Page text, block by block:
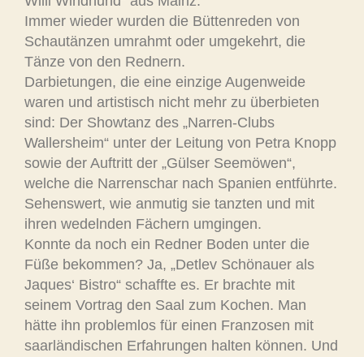
Immer wieder wurden die Büttenreden von
Schautänzen umrahmt oder umgekehrt, die
Tänze von den Rednern.
Darbietungen, die eine einzige Augenweide
waren und artistisch nicht mehr zu überbieten
sind: Der Showtanz des „Narren-Clubs
Wallersheim“ unter der Leitung von Petra Knopp
sowie der Auftritt der „Gülser Seemöwen“,
welche die Narrenschar nach Spanien entführte.
Sehenswert, wie anmutig sie tanzten und mit
ihren wedelnden Fächern umgingen.
Konnte da noch ein Redner Boden unter die
Füße bekommen? Ja, „Detlev Schönauer als
Jaques‘ Bistro“ schaffte es. Er brachte mit
seinem Vortrag den Saal zum Kochen. Man
hätte ihn problemlos für einen Franzosen mit
saarländischen Erfahrungen halten können. Und